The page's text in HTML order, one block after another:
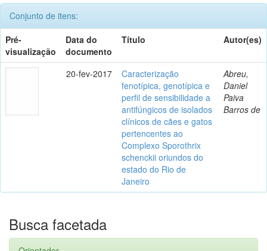
Conjunto de itens:
Pré-
visualização
Data do
documento
Título Autor(es)
20-fev-2017
Caracterização
fenotípica, genotípica e
perfil de sensibilidade a
antifúngicos de isolados
clínicos de cães e gatos
pertencentes ao
Complexo Sporothrix
schenckii oriundos do
estado do Rio de
Janeiro
Abreu,
Daniel
Paiva
Barros de
Busca facetada